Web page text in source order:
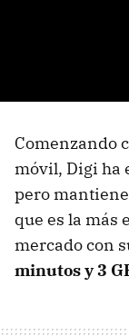
Comenzando
móvil, Digi ha
pero
que es la más
mercado con
minutos y 3